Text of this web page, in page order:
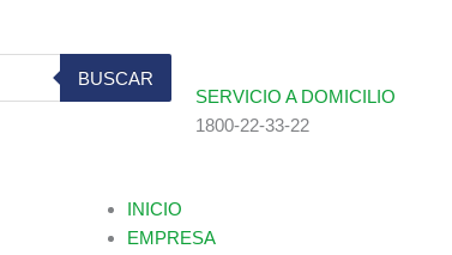
BUSCAR
SERVICIO A DOMICILIO
1800-22-33-22
INICIO
EMPRESA